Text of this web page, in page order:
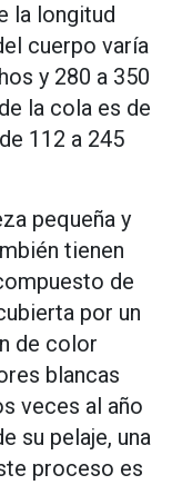
la longitud
cuerpo varía
y 280 a 350
la cola es de
112 a 245
pequeña y
tienen
de
por un
de color
blancas
veces al año
su pelaje, una
proceso es